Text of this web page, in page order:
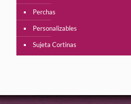
Perchas
Personalizables
Sujeta Cortinas